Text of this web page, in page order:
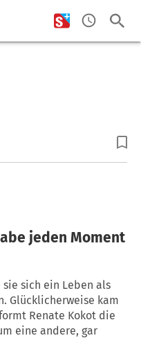
jeden Moment
sich ein Leben als
Glücklicherweise kam
Renate Kokot die
eine andere, gar